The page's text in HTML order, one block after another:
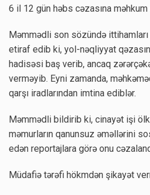
6 il 12 gün həbs cəzasına məhkum
Məmmədli son sözündə
etiraf edib ki, yol-nəqliyyat
hadisəsi baş verib, ancaq
verməyib. Eyni zamanda,
qarşı iradlarından imtina ediblər.
Məmmədli bildirib ki, cinayət işi
məmurların qanunsuz əməllərini
edən reportajlara görə onu
Müdafiə tərəfi hökmdən şikayət